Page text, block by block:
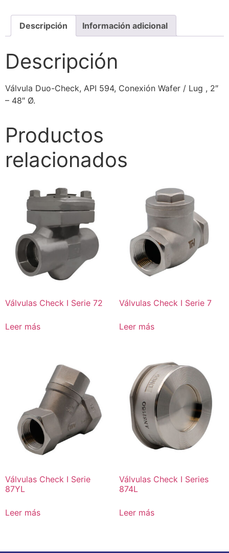
Descripción Información adicional
Descripción
Válvula Duo-Check, API 594, Conexión Wafer / Lug , 2″
– 48″ Ø.
Productos
relacionados
Válvulas Check I Serie 72
Leer más
Válvulas Check I Serie 7
Leer más
Válvulas Check I Serie
87YL
Leer más
Válvulas Check I Series
874L
Leer más